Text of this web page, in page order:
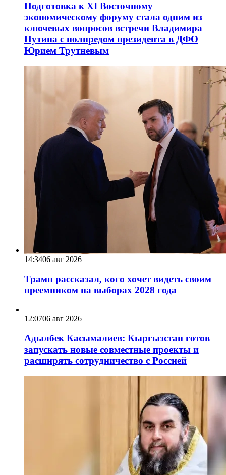
Подготовка к XI Восточному
экономическому форуму стала одним из
ключевых вопросов встречи Владимира
Путина с полпредом президента в ДФО
Юрием Трутневым
14:3406 авг 2026
Трамп рассказал, кого хочет видеть своим
преемником на выборах 2028 года
12:0706 авг 2026
Адылбек Касымалиев: Кыргызстан готов
запускать новые совместные проекты и
расширять сотрудничество с Россией